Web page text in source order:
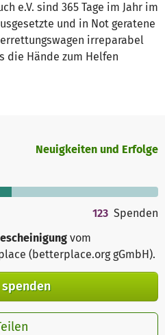
e.V. sind 365 Tage im Jahr im
und in Not geratene
irreparabel
die Hände zum Helfen
Neuigkeiten und Erfolge
123 Spenden
vom
(betterplace.org gGmbH).
spenden